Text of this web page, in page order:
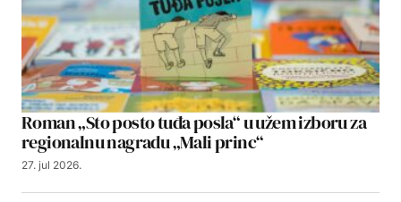
Roman „Sto posto tuđa posla“ u užem izboru za
regionalnu nagradu „Mali princ“
27. jul 2026.